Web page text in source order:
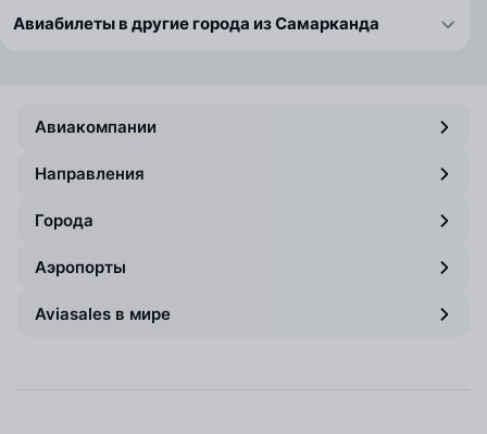
Авиабилеты в другие города из Самарканда
Авиакомпании
Направления
Города
Аэропорты
Aviasales в мире